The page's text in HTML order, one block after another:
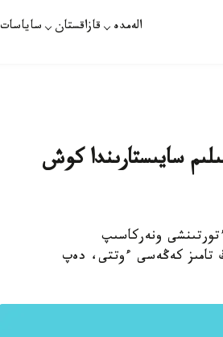
الەمدە قازاقستان ساياسات
سايىستارىندا كوش
ونەركاسىپ
تامىز كەڭەسى ءوتتى، دەپ